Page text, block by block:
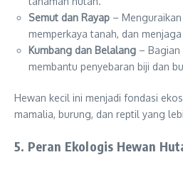
Semut dan Rayap –
memperkaya tanah, dan
Kumbang dan Belalang – Bagian
membantu penyebaran biji dan
Hewan kecil ini menjadi fondasi
mamalia, burung, dan reptil yang
5. Peran Ekologis Hewan